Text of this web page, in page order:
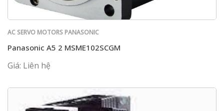
AC SERVO MOTORS PANASONIC
Panasonic A5 2 MSME102SCGM
Giá: Liên hệ